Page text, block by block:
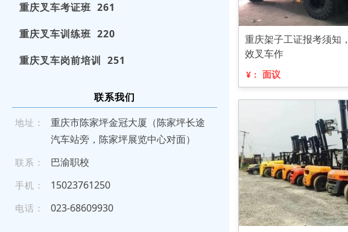
重庆叉车考证班 261
重庆叉车训练班 220
重庆叉车岗前培训 251
联系我们
地址：
重庆市陈家坪金冠大厦（陈家坪长途
汽车站旁，陈家坪展览中心对面）
联系： 巴渝职校
手机： 1 50 237 612 5 0
电话： 0 23- 686 09 930
重庆架子工证报考须知
效叉车作
¥： 面议